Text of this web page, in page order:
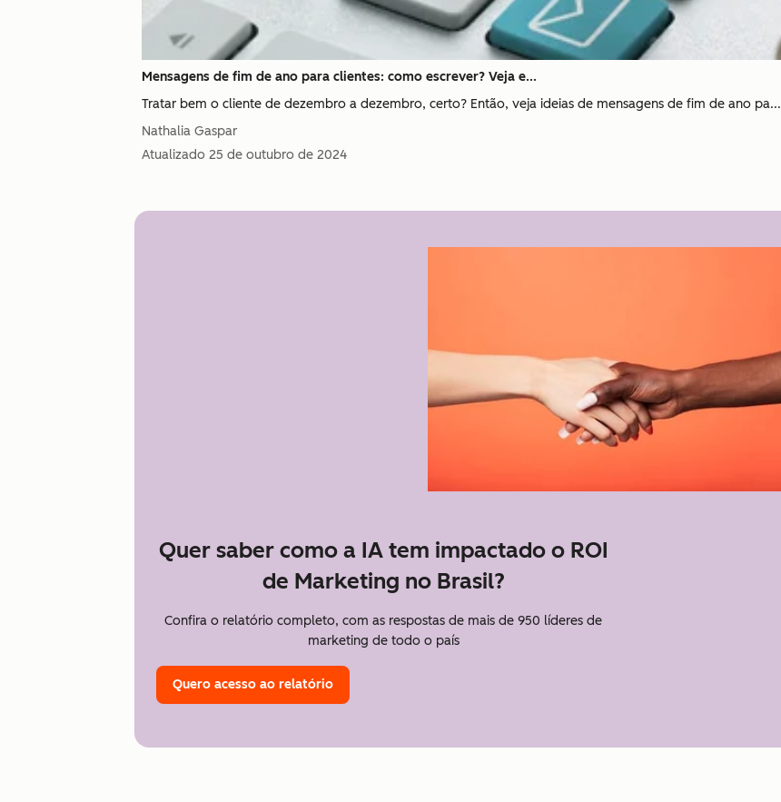
Mensagens de fim de ano para clientes: como escrever? Veja e...
Tratar bem o cliente de dezembro a dezembro, certo? Então, veja ideias de mensagens de fim de ano pa...
Nathalia Gaspar
Atualizado 25 de outubro de 2024
Quer saber como a IA tem impactado o ROI
de Marketing no Brasil?
Confira o relatório completo, com as respostas de mais de 950 líderes de
marketing de todo o país
Quero acesso ao relatório